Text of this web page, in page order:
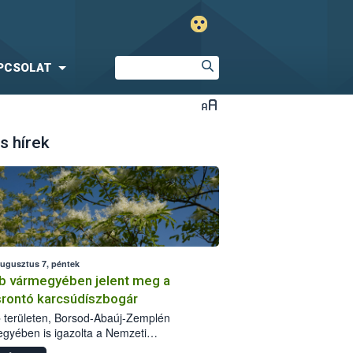
hírek
7, péntek
vármegyében jelent meg a
karcsúdíszbogár
területen, Borsod-Abaúj-Zemplén
is igazolta a Nemzeti
biztonsági Hivatal (Nébih) a